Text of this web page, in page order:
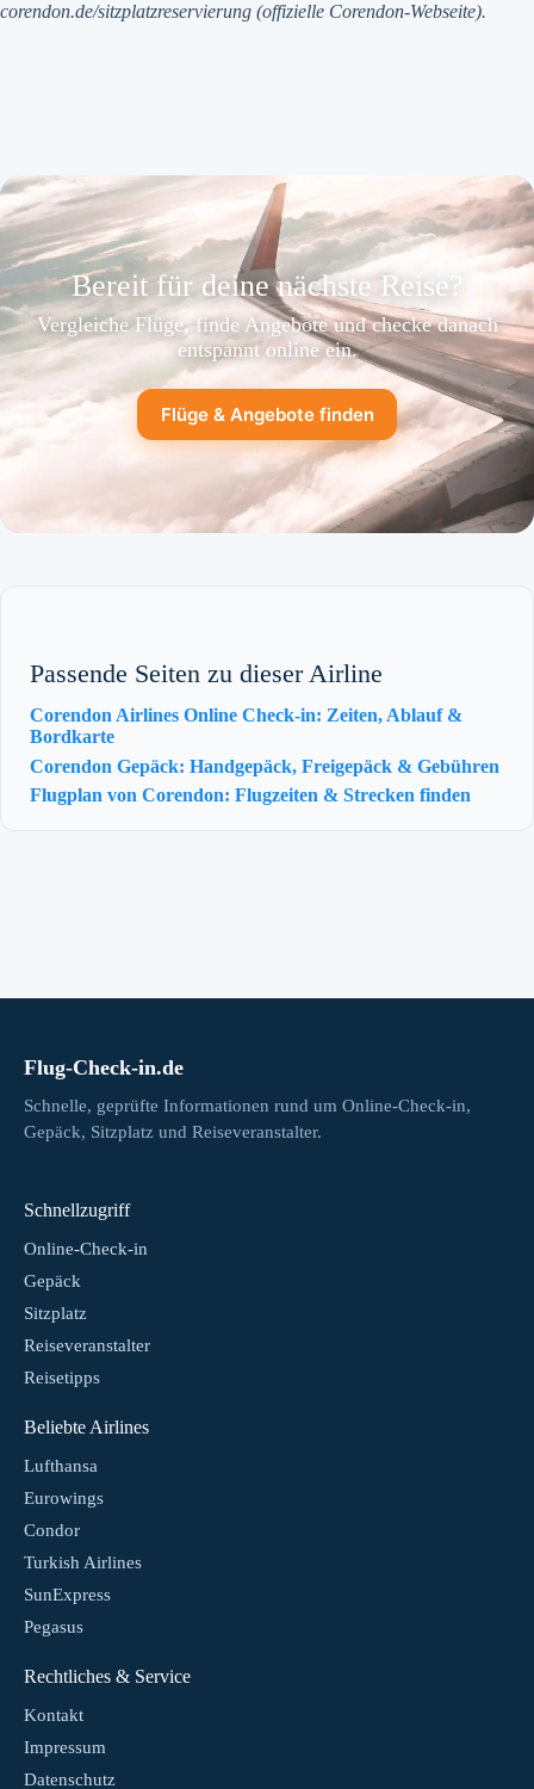
corendon.de/sitzplatzreservierung (offizielle Corendon-Webseite).
Bereit für deine nächste Reise?
Vergleiche Flüge, finde Angebote und checke danach
entspannt online ein.
Flüge & Angebote finden
Passende Seiten zu dieser Airline
Corendon Airlines Online Check-in: Zeiten, Ablauf &
Bordkarte
Corendon Gepäck: Handgepäck, Freigepäck & Gebühren
Flugplan von Corendon: Flugzeiten & Strecken finden
Flug-Check-in.de
Schnelle, geprüfte Informationen rund um Online-Check-in,
Gepäck, Sitzplatz und Reiseveranstalter.
Schnellzugriff
Online-Check-in
Gepäck
Sitzplatz
Reiseveranstalter
Reisetipps
Beliebte Airlines
Lufthansa
Eurowings
Condor
Turkish Airlines
SunExpress
Pegasus
Rechtliches & Service
Kontakt
Impressum
Datenschutz